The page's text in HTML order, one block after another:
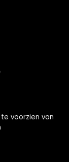
voorzien van